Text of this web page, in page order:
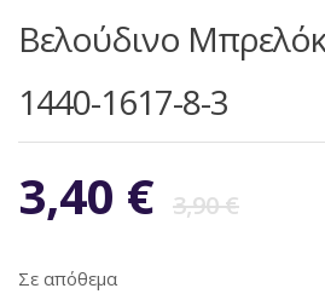
Βελούδινο
1440-1617-8-3
3,90€
3,40 €
Η
Σε απόθεμα